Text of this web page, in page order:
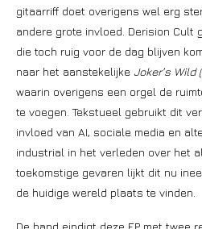
gitaarriff doet overigens wel erg
andere grote invloed. Derision Cult
die toch ruig voor de dag blijven
naar het aanstekelijke Joker’s Wild
waarin overigens een orgel de
te voegen. Tekstueel gebruikt dit
invloed van AI, sociale media en
industrial in het verleden over het
toekomstige gevaren lijkt dit nu
de huidige wereld plaats te vinden.
De band eindigt deze EP met twee